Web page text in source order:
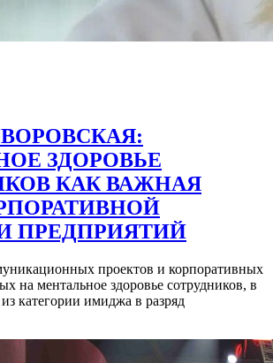
ЗДОРОВЬЕ
КАК ВАЖНАЯ
ПРЕДПРИЯТИЙ
проектов и корпоративных
на ментальное здоровье сотрудников, в
категории имиджа в разряд